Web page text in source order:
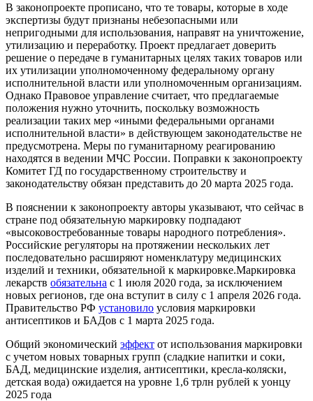
В законопроекте прописано, что те товары, которые в ходе
экспертизы будут признаны небезопасными или
непригодными для использования, направят на уничтожение,
утилизацию и переработку. Проект предлагает доверить
решение о передаче в гуманитарных целях таких товаров или
их утилизации уполномоченному федеральному органу
исполнительной власти или уполномоченным организациям.
Однако Правовое управление считает, что предлагаемые
положения нужно уточнить, поскольку возможность
реализации таких мер «иными федеральными органами
исполнительной власти» в действующем законодательстве не
предусмотрена. Меры по гуманитарному реагированию
находятся в ведении МЧС России. Поправки к законопроекту
Комитет ГД по государственному строительству и
законодательству обязан представить до 20 марта 2025 года.
В пояснении к законопроекту авторы указывают, что сейчас в
стране под обязательную маркировку подпадают
«высоковостребованные товары народного потребления».
Российские регуляторы на протяжении нескольких лет
последовательно расширяют номенклатуру медицинских
изделий и техники, обязательной к маркировке.Маркировка
лекарств обязательна с 1 июля 2020 года, за исключением
новых регионов, где она вступит в силу с 1 апреля 2026 года.
Правительство РФ установило условия маркировки
антисептиков и БАДов с 1 марта 2025 года.
Общий экономический эффект от использования маркировки
с учетом новых товарных групп (сладкие напитки и соки,
БАД, медицинские изделия, антисептики, кресла-коляски,
детская вода) ожидается на уровне 1,6 трлн рублей к уонцу
2025 года